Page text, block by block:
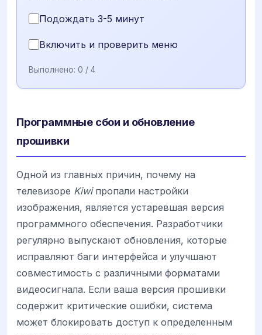
Подождать 3-5 минут
Включить и проверить меню
Выполнено: 0 / 4
Программные сбои и обновление
прошивки
Одной из главных причин, почему на
телевизоре Kiwiпропали настройки
изображения, является устаревшая версия
программного обеспечения. Разработчики
регулярно выпускают обновления, которые
исправляют баги интерфейса и улучшают
совместимость с различными форматами
видеосигнала. Если ваша версия прошивки
содержит критические ошибки, система
может блокировать доступ к определенным